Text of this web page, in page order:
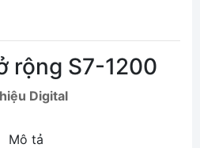
rộng S7-1200
Digital
Mô tả